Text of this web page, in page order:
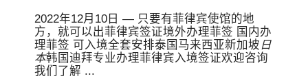
2022年12月10日 — 只要有菲律宾使馆的地
方，就可以出菲律宾签证境外办理菲签 国内办
理菲签 可入境全套安排泰国马来西亚新加坡 日
本韩国迪拜专业办理菲律宾入境签证欢迎咨询
我们了解 ...